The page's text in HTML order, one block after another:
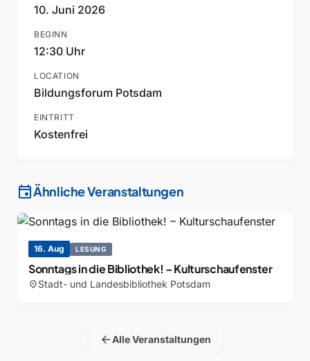
10. Juni 2026
BEGINN
12:30 Uhr
LOCATION
Bildungsforum Potsdam
EINTRITT
Kostenfrei
eventÄhnliche Veranstaltungen
16. Aug LESUNG
Sonntags in die Bibliothek! – Kulturschaufenster
location_onStadt- und Landesbibliothek Potsdam
arrow_backAlle Veranstaltungen